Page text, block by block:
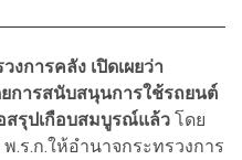
การคลัง เปิดเผยว่า
การสนับสนุนการใช้รถยนต์
รุปเกือบสมบูรณ์แล้ว โดย
.ร.ก.ให้อำนาจกระทรวงการ